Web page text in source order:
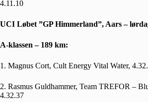
4.11.10
UCI Løbet ”GP Himmerland”, Aars –
A-klassen – 189 km:
1. Magnus Cort, Cult Energy Vital Water,
2. Rasmus Guldhammer, Team TREFOR –
4.32.37